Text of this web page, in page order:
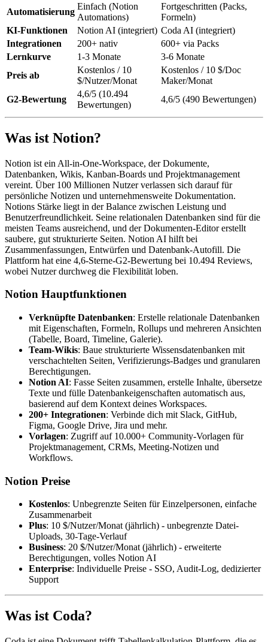
Automatisierung
Einfach (Notion
Automations)
Fortgeschritten (Packs,
Formeln)
KI-Funktionen
Notion AI (integriert) Coda AI (integriert)
Integrationen
200+ nativ
600+ via Packs
Lernkurve
1-3 Monate
3-6 Monate
Preis ab
Kostenlos / 10
$/Nutzer/Monat
Kostenlos / 10 $/Doc
Maker/Monat
G2-Bewertung
4,6/5 (10.494
Bewertungen)
4,6/5 (490 Bewertungen)
Was ist Notion?
Notion ist ein All-in-One-Workspace, der Dokumente,
Datenbanken, Wikis, Kanban-Boards und Projektmanagement
vereint. Über 100 Millionen Nutzer verlassen sich darauf für
persönliche Notizen und unternehmensweite Dokumentation.
Notions Stärke liegt in der Balance zwischen Leistung und
Benutzerfreundlichkeit. Seine relationalen Datenbanken sind für die
meisten Teams ausreichend, und der Dokumenten-Editor erstellt
saubere, gut strukturierte Seiten. Notion AI hilft bei
Zusammenfassungen, Entwürfen und Datenbank-Autofill. Die
Plattform hat eine 4,6-Sterne-G2-Bewertung bei 10.494 Reviews,
wobei Nutzer durchweg die Flexibilität loben.
Notion Hauptfunktionen
Verknüpfte Datenbanken: Erstelle relationale Datenbanken
mit Eigenschaften, Formeln, Rollups und mehreren Ansichten
(Tabelle, Board, Timeline, Galerie).
Team-Wikis: Baue strukturierte Wissensdatenbanken mit
verschachtelten Seiten, Verifizierungs-Badges und granularen
Berechtigungen.
Notion AI: Fasse Seiten zusammen, erstelle Inhalte, übersetze
Texte und fülle Datenbankeigenschaften automatisch aus,
basierend auf dem Kontext deines Workspaces.
200+ Integrationen: Verbinde dich mit Slack, GitHub,
Figma, Google Drive, Jira und mehr.
Vorlagen: Zugriff auf 10.000+ Community-Vorlagen für
Projektmanagement, CRMs, Meeting-Notizen und
Workflows.
Notion Preise
Kostenlos: Unbegrenzte Seiten für Einzelpersonen, einfache
Zusammenarbeit
Plus: 10 $/Nutzer/Monat (jährlich) - unbegrenzte Datei-
Uploads, 30-Tage-Verlauf
Business: 20 $/Nutzer/Monat (jährlich) - erweiterte
Berechtigungen, volles Notion AI
Enterprise: Individuelle Preise - SSO, Audit-Log, dedizierter
Support
Was ist Coda?